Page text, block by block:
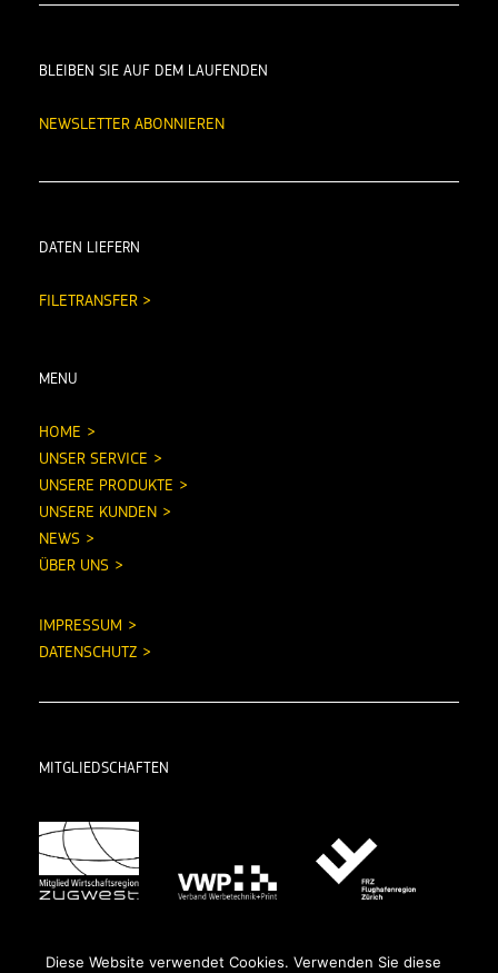
BLEIBEN SIE AUF DEM LAUFENDEN
NEWSLETTER ABONNIEREN
DATEN LIEFERN
FILETRANSFER >
MENU
HOME
UNSER SERVICE
UNSERE PRODUKTE
UNSERE KUNDEN
NEWS
ÜBER UNS
IMPRESSUM
DATENSCHUTZ
MITGLIEDSCHAFTEN
Diese Website verwendet Cookies. Verwenden Sie diese